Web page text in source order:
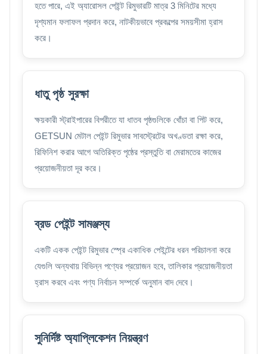
হতে পারে, এই অ্যারোসল পেইন্ট রিমুভারটি মাত্র 3 মিনিটের মধ্যে
দৃশ্যমান ফলাফল প্রদান করে, নাটকীয়ভাবে প্রকল্পের সময়সীমা হ্রাস
করে।
ধাতু পৃষ্ঠ সুরক্ষা
ক্ষয়কারী স্ট্রাইপারের বিপরীতে যা ধাতব পৃষ্ঠগুলিকে খোঁচা বা পিট করে,
GETSUN মেটাল পেইন্ট রিমুভার সাবস্ট্রেটের অখণ্ডতা রক্ষা করে,
রিফিনিশ করার আগে অতিরিক্ত পৃষ্ঠের প্রস্তুতি বা মেরামতের কাজের
প্রয়োজনীয়তা দূর করে।
ব্রড পেইন্ট সামঞ্জস্য
একটি একক পেইন্ট রিমুভার স্প্রে একাধিক পেইন্টের ধরন পরিচালনা করে
যেগুলি অন্যথায় বিভিন্ন পণ্যের প্রয়োজন হবে, তালিকার প্রয়োজনীয়তা
হ্রাস করবে এবং পণ্য নির্বাচন সম্পর্কে অনুমান বাদ দেবে।
সুনির্দিষ্ট অ্যাপ্লিকেশন নিয়ন্ত্রণ